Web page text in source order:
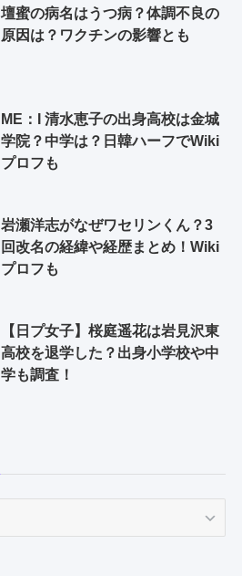
壇蜜の病名はうつ病？体調不良の
原因は？ワクチンの影響とも
ME：I 清水恵子の出身高校は金城
学院？中学は？日韓ハーフでWiki
プロフも
岩瀬洋志がなぜワセリンくん？3
回改名の経緯や経歴まとめ！Wiki
プロフも
【日プ女子】桜庭遥花は岩見沢東
高校を退学した？出身小学校や中
学も調査！